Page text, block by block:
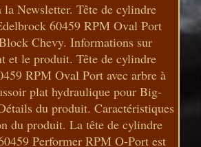
la Newsletter. Tête de cylindre
60459 RPM Oval Port
Chevy. Informations sur
et le produit. Tête de cylindre
RPM Oval Port avec arbre à
plat hydraulique pour Big-
du produit. Caractéristiques
du produit. La tête de cylindre
Performer RPM O-Port est